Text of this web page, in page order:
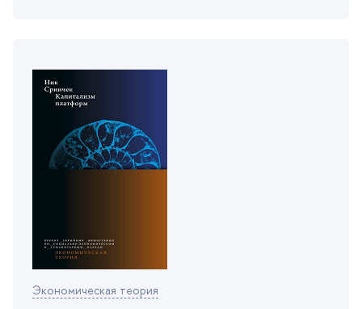
Экономическая теория